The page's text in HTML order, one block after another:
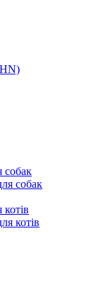
собак
собак
котів